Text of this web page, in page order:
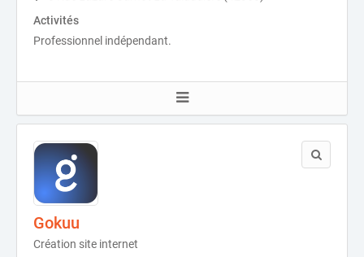
Activités
Professionnel indépendant.
Gokuu
Création site internet